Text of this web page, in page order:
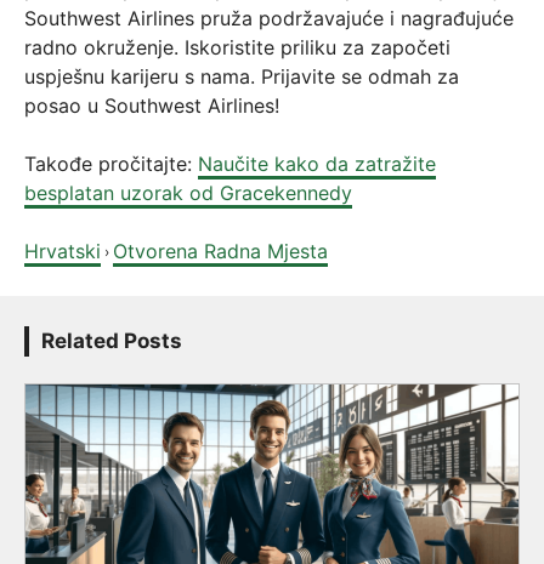
Southwest Airlines pruža podržavajuće i nagrađujuće
radno okruženje. Iskoristite priliku za započeti
uspješnu karijeru s nama. Prijavite se odmah za
posao u Southwest Airlines!
Takođe pročitajte: Naučite kako da zatražite
besplatan uzorak od Gracekennedy
Hrvatski › Otvorena Radna Mjesta
Related Posts